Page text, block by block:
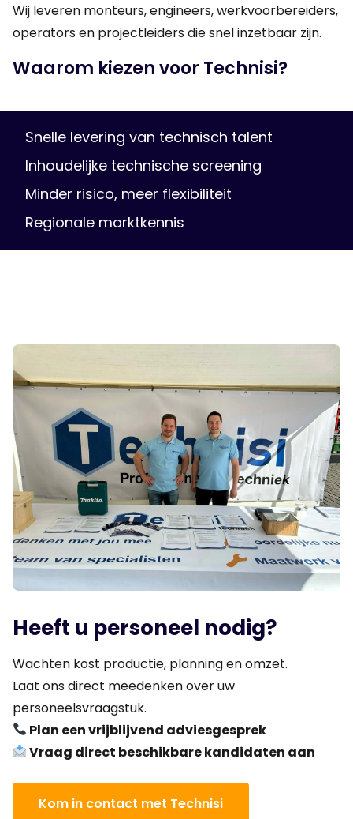
Wij leveren monteurs, engineers, werkvoorbereiders,
operators en projectleiders die snel inzetbaar zijn.
Waarom kiezen voor Technisi?
Snelle levering van technisch talent
Inhoudelijke technische screening
Minder risico, meer flexibiliteit
Regionale marktkennis
Heeft u personeel nodig?
Wachten kost productie, planning en omzet.
Laat ons direct meedenken over uw
personeelsvraagstuk.
Plan een vrijblijvend adviesgesprek
Vraag direct beschikbare kandidaten aan
Kom in contact met Technisi